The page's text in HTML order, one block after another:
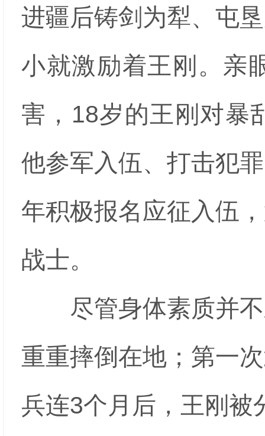
进疆后铸剑为犁、屯
小就激励着王刚。亲
害，18岁的王刚对暴
他参军入伍、打击犯
年积极报名应征入伍
战士。
尽管身体素质并不
重重摔倒在地；第一
兵连3个月后，王刚被